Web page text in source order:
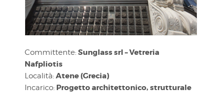
Committente: Sunglass srl – Vetreria
Nafpliotis
Località: Atene (Grecia)
Incarico: Progetto architettonico, strutturale